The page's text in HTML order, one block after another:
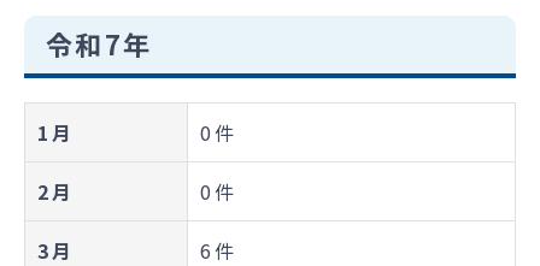
令和7年
1月 0件
2月 0件
3月 6件